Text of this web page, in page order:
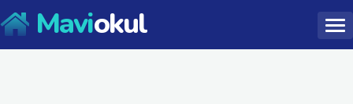
Maviokul